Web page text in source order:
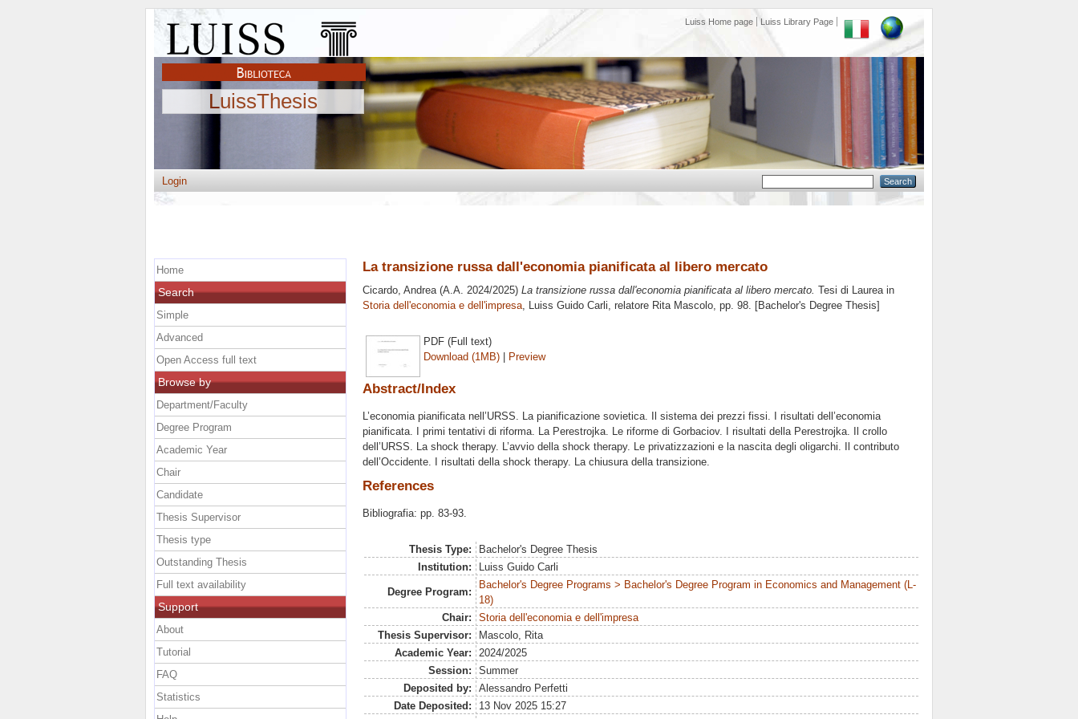
Luiss Home page Luiss Library Page
LuissThesis
Login
La transizione russa dall'economia pianificata al libero mercato
Cicardo, Andrea(A.A. 2024/2025) La transizione russa dall'economia pianificata al libero mercato. Tesi di Laurea in
Storia dell'economia e dell'impresa, Luiss Guido Carli, relatore Rita Mascolo, pp. 98. [Bachelor's Degree Thesis]
PDF (Full text)
Download (1MB) | Preview
Abstract/Index
L’economia pianificata nell’URSS. La pianificazione sovietica. Il sistema dei prezzi fissi. I risultati dell’economia
pianificata. I primi tentativi di riforma. La Perestrojka. Le riforme di Gorbaciov. I risultati della Perestrojka. Il crollo
dell’URSS. La shock therapy. L’avvio della shock therapy. Le privatizzazioni e la nascita degli oligarchi. Il contributo
dell’Occidente. I risultati della shock therapy. La chiusura della transizione.
References
Bibliografia: pp. 83-93.
Thesis Type:
Bachelor's Degree Thesis
Institution:
Luiss Guido Carli
Degree Program:
Bachelor's Degree Programs > Bachelor's Degree Program in Economics and Management (L-
18)
Chair:
Storia dell'economia e dell'impresa
Thesis Supervisor:
Mascolo, Rita
Academic Year:
2024/2025
Session:
Summer
Deposited by:
Alessandro Perfetti
Date Deposited:
13 Nov 2025 15:27
Home
Search
Simple
Advanced
Open Access full text
Browse by
Department/Faculty
Degree Program
Academic Year
Chair
Candidate
Thesis Supervisor
Thesis type
Outstanding Thesis
Full text availability
Support
About
Tutorial
FAQ
Statistics